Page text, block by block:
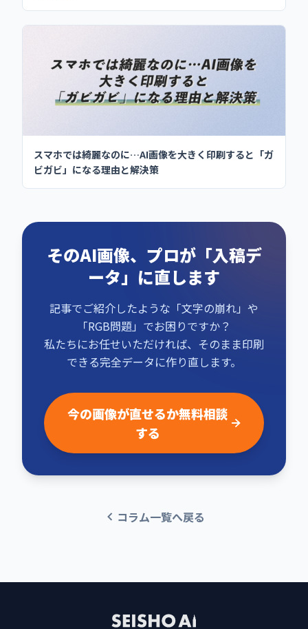
スマホでは綺麗なのに…AI画像を大きく印刷すると「ガ
ビガビ」になる理由と解決策
そのAI画像、プロが「入稿デ
ータ」に直します
記事でご紹介したような「文字の崩れ」や
「RGB問題」でお困りですか？
私たちにお任せいただければ、そのまま印刷
できる完全データに作り直します。
今の画像が直せるか無料相談
する
コラム一覧へ戻る